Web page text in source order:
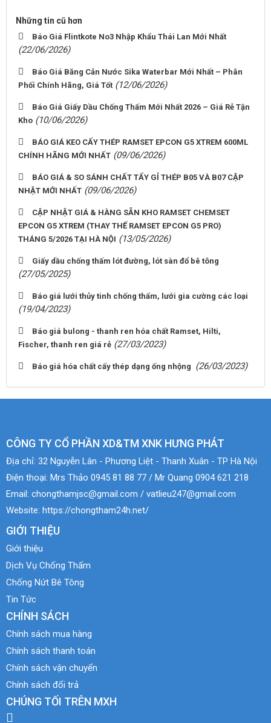
Những tin cũ hơn
Báo Giá Flintkote No3 Nhập Khẩu Thái Lan Mới Nhất
(22/06/2026)
Báo Giá Băng Cản Nước Sika Waterbar Mới Nhất – Phân
Phối Chính Hãng, Giá Tốt (12/06/2026)
Báo Giá Giấy Dầu Chống Thấm Mới Nhất 2026 – Giá Rẻ Tận
Kho (10/06/2026)
BÁO GIÁ KEO CẤY THÉP RAMSET EPCON G5 XTREM 600ML
CHÍNH HÃNG MỚI NHẤT (09/06/2026)
BÁO GIÁ & SO SÁNH CHẤT TẨY GỈ THÉP B05 VÀ B07 CẬP
NHẬT MỚI NHẤT (09/06/2026)
CẬP NHẬT GIÁ & HÀNG SẴN KHO RAMSET CHEMSET
EPCON G5 XTREM (THAY THẾ RAMSET EPCON G5 PRO)
THÁNG 5/2026 TẠI HÀ NỘI (13/05/2026)
Giấy dầu chống thấm lót đường, lót sàn đổ bê tông
(27/05/2025)
Báo giá lưới thủy tinh chống thấm, lưới gia cường các loại
(19/04/2023)
Báo giá bulong - thanh ren hóa chất Ramset, Hilti,
Fischer, thanh ren giá rẻ (27/03/2023)
Báo giá hóa chất cấy thép dạng ống nhộng (26/03/2023)
CÔNG TY CỔ PHẦN XD&TM XNK HƯNG PHÁT
Địa chỉ: 32 Nguyễn Lân - Phương Liệt - Thanh Xuân - TP Hà Nội
Điện thoại: Mrs Thảo 0945 81 88 77 / Mr Quang 0904 621 218
Email: chongthamjsc@gmail.com / vatlieu247@gmail.com
Website: https://chongtham24h.net/
GIỚI THIỆU
Giới thiệu
Dịch Vụ Chống Thấm
Chống Nứt Bê Tông
Tin Tức
CHÍNH SÁCH
Chính sách mua hàng
Chính sách thanh toán
Chính sách vận chuyển
Chính sách đổi trả
CHÚNG TỐI TRÊN MXH